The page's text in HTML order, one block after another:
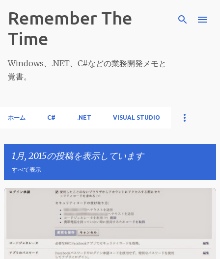
スキップしてメイン コンテンツに移動
Remember The
Time
Windows、.NET、C#などの業務開発メモと
覚書。
ホーム C# .NET VISUAL STUDIO
1月, 2015の投稿を表示しています
すべて表示